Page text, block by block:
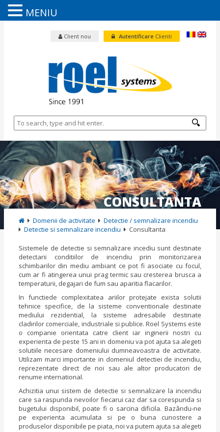
Autentificare Clienti
Client nou
CONSULTANTA
Domenii de activitate
Detectie / semnalizare incendiu
Detectie si semnalizare incendiu
Consultanta
Sistemele de detectie si semnalizare incediu sunt destinate
detectarii conditiilor de incendiu prin monitorizarea
schimbarilor din mediu ambiant ce pot fi asociate cu focul,
cum ar fi atingerea unui prag termic sau cresterea brusca a
temperaturii, degajari de fum sau aparitia flacarilor.
In functiede complexitatea ariilor protejate exista solutii
tehnice specifice, de la sisteme conventionale destinate
mediului rezidential, la sisteme adresabile destinate
cladirilor comerciale, industriale si publice. Roel Systems este
o companie orientata catre client iar inginerii nostri cu
experienta de peste 15 ani in domeniu va pot ajuta sa alegeti
solutiile necesare domeniului dumneavoastra de activitate.
Utilizam marci importante in domeniul detectiei de incendiu,
reprezentate direct de noi sau ale altor producatori de
renume international.
Achizitia unui sistem de detectie si semnalizare la incendiu
care sa raspunda nevoilor fiecarui caz dar sa corespunda si
bugetului disponibil, poate fi o sarcina dificila. Bazându-ne
pe experienta acumulata si pe o buna cunostere a
produselor disponibile pe piata, noi va putem ajuta sa alegeti
MENIU